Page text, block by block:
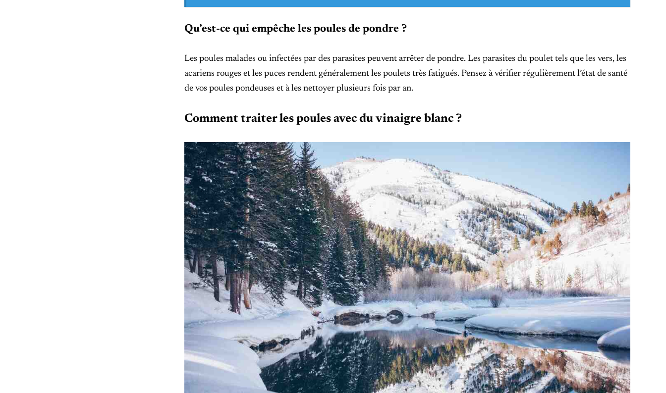
Qu’est-ce qui empêche les poules de pondre ?
Les poules malades ou infectées par des parasites peuvent arrêter de pondre. Les parasites du poulet tels que les vers, les
acariens rouges et les puces rendent généralement les poulets très fatigués. Pensez à vérifier régulièrement l’état de santé
de vos poules pondeuses et à les nettoyer plusieurs fois par an.
Comment traiter les poules avec du vinaigre blanc ?